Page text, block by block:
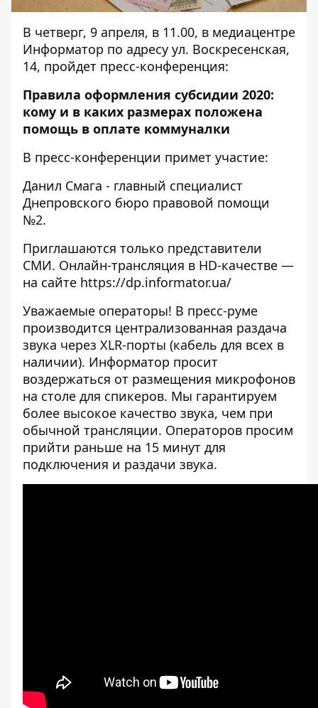
В четверг, 9 апреля, в 11.00, в медиацентре
Информатор по адресу ул. Воскресенская,
14, пройдет пресс-конференция:
Правила оформления субсидии 2020:
кому и в каких размерах положена
помощь в оплате коммуналки
В пресс-конференции примет участие:
Данил Смага - главный специалист
Днепровского бюро правовой помощи
№2.
Приглашаются только представители
СМИ. Онлайн-трансляция в HD-качестве —
на сайте https://dp.informator.ua/
Уважаемые операторы! В пресс-руме
производится централизованная раздача
звука через XLR-порты (кабель для всех в
наличии). Информатор просит
воздержаться от размещения микрофонов
на столе для спикеров. Мы гарантируем
более высокое качество звука, чем при
обычной трансляции. Операторов просим
прийти раньше на 15 минут для
подключения и раздачи звука.